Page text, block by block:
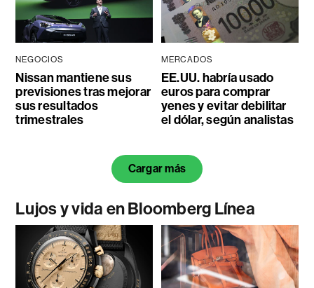
NEGOCIOS
Nissan mantiene sus
previsiones tras mejorar
sus resultados
trimestrales
MERCADOS
EE.UU. habría usado
euros para comprar
yenes y evitar debilitar
el dólar, según analistas
Cargar más
Lujos y vida en Bloomberg Línea